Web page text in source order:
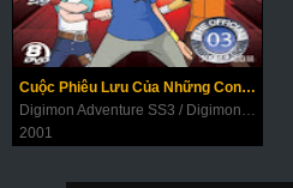
Cuộc Phiêu Lưu Của Những Con Thú Digimon (Phần 3)
Digimon Adventure SS3 / Digimon Tamers
2001